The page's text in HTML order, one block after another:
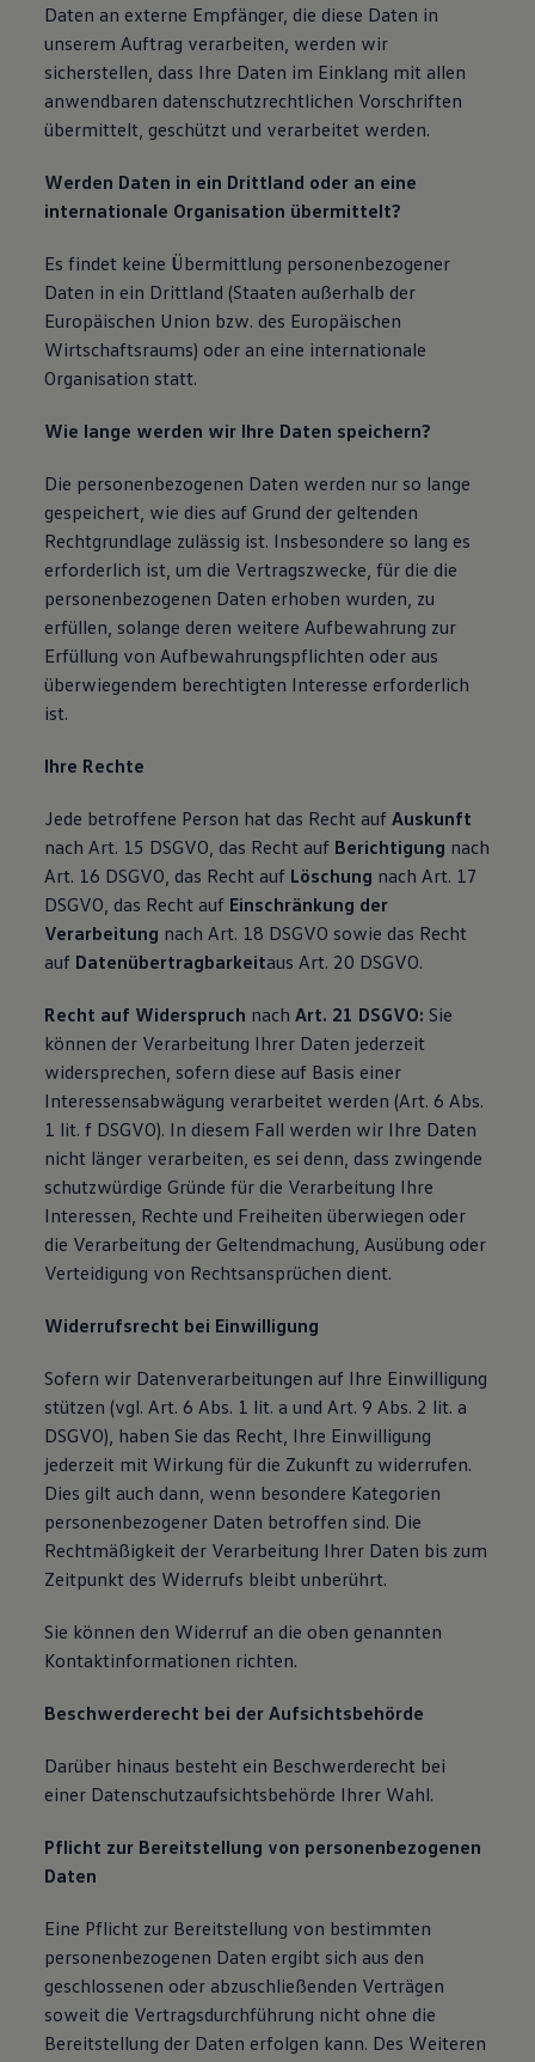
Daten an externe Empfänger, die diese Daten in
unserem Auftrag verarbeiten, werden wir
sicherstellen, dass Ihre Daten im Einklang mit allen
anwendbaren datenschutzrechtlichen Vorschriften
übermittelt, geschützt und verarbeitet werden.
Werden Daten in ein Drittland oder an eine
internationale Organisation übermittelt?
Es findet keine Übermittlung personenbezogener
Daten in ein Drittland (Staaten außerhalb der
Europäischen Union bzw. des Europäischen
Wirtschaftsraums) oder an eine internationale
Organisation statt.
Wie lange werden wir Ihre Daten speichern?
Die personenbezogenen Daten werden nur so lange
gespeichert, wie dies auf Grund der geltenden
Rechtgrundlage zulässig ist. Insbesondere so lang es
erforderlich ist, um die Vertragszwecke, für die die
personenbezogenen Daten erhoben wurden, zu
erfüllen, solange deren weitere Aufbewahrung zur
Erfüllung von Aufbewahrungspflichten oder aus
überwiegendem berechtigten Interesse erforderlich
ist.
Ihre Rechte
Jede betroffene Person hat das Recht aufAuskunft
nach Art. 15 DSGVO, das Recht auf Berichtigung nach
Art. 16 DSGVO, das Recht auf Löschung nach Art. 17
DSGVO, das Recht auf Einschränkung der
Verarbeitung nach Art. 18 DSGVO sowie das Recht
auf Datenübertragbarkeitaus Art. 20 DSGVO.
Recht auf Widerspruch nachArt. 21 DSGVO: Sie
können der Verarbeitung Ihrer Daten jederzeit
widersprechen, sofern diese auf Basis einer
Interessensabwägung verarbeitet werden (Art. 6 Abs.
1 lit. f DSGVO). In diesem Fall werden wir Ihre Daten
nicht länger verarbeiten, es sei denn, dass zwingende
schutzwürdige Gründe für die Verarbeitung Ihre
Interessen, Rechte und Freiheiten überwiegen oder
die Verarbeitung der Geltendmachung, Ausübung oder
Verteidigung von Rechtsansprüchen dient.
Widerrufsrecht bei Einwilligung
Sofern wir Datenverarbeitungen auf Ihre Einwilligung
stützen (vgl. Art. 6 Abs. 1 lit. a und Art. 9 Abs. 2 lit. a
DSGVO), haben Sie das Recht, Ihre Einwilligung
jederzeit mit Wirkung für die Zukunft zu widerrufen.
Dies gilt auch dann, wenn besondere Kategorien
personenbezogener Daten betroffen sind. Die
Rechtmäßigkeit der Verarbeitung Ihrer Daten bis zum
Zeitpunkt des Widerrufs bleibt unberührt.
Sie können den Widerruf an die oben genannten
Kontaktinformationen richten.
Beschwerderecht bei der Aufsichtsbehörde
Darüber hinaus besteht ein Beschwerderecht bei
einer Datenschutzaufsichtsbehörde Ihrer Wahl.
Pflicht zur Bereitstellung von personenbezogenen
Daten
Eine Pflicht zur Bereitstellung von bestimmten
personenbezogenen Daten ergibt sich aus den
geschlossenen oder abzuschließenden Verträgen
soweit die Vertragsdurchführung nicht ohne die
Bereitstellung der Daten erfolgen kann. Des Weiteren